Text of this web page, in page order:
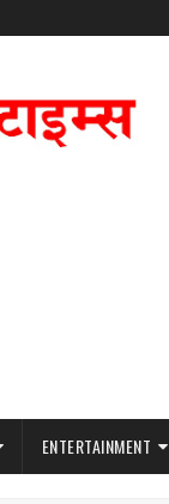
ENTERTAINMENT